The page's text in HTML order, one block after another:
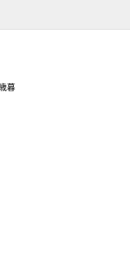
暮